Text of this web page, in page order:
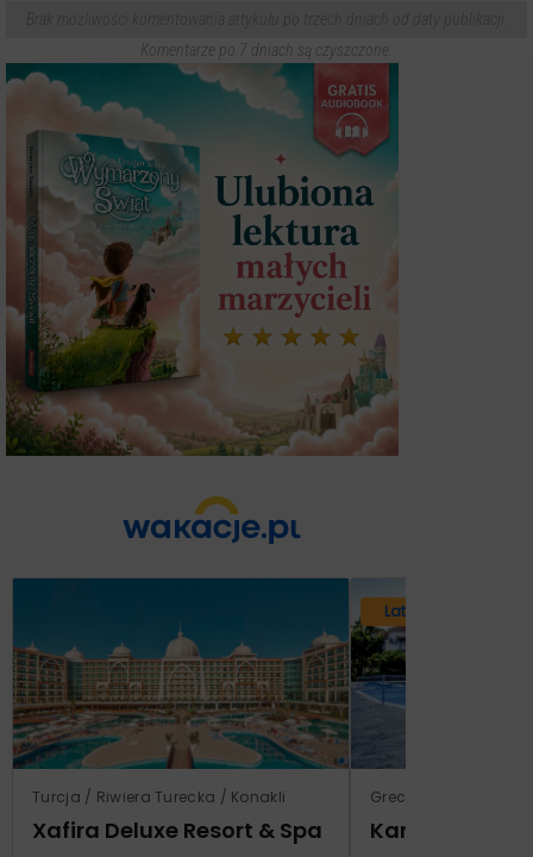
Komentarze po 7 dniach są czyszczone.
Turcja / Riwiera Turecka / Konakli
Xafira Deluxe Resort & Spa
Lato 2026
Grecja / Samos /
Kampos